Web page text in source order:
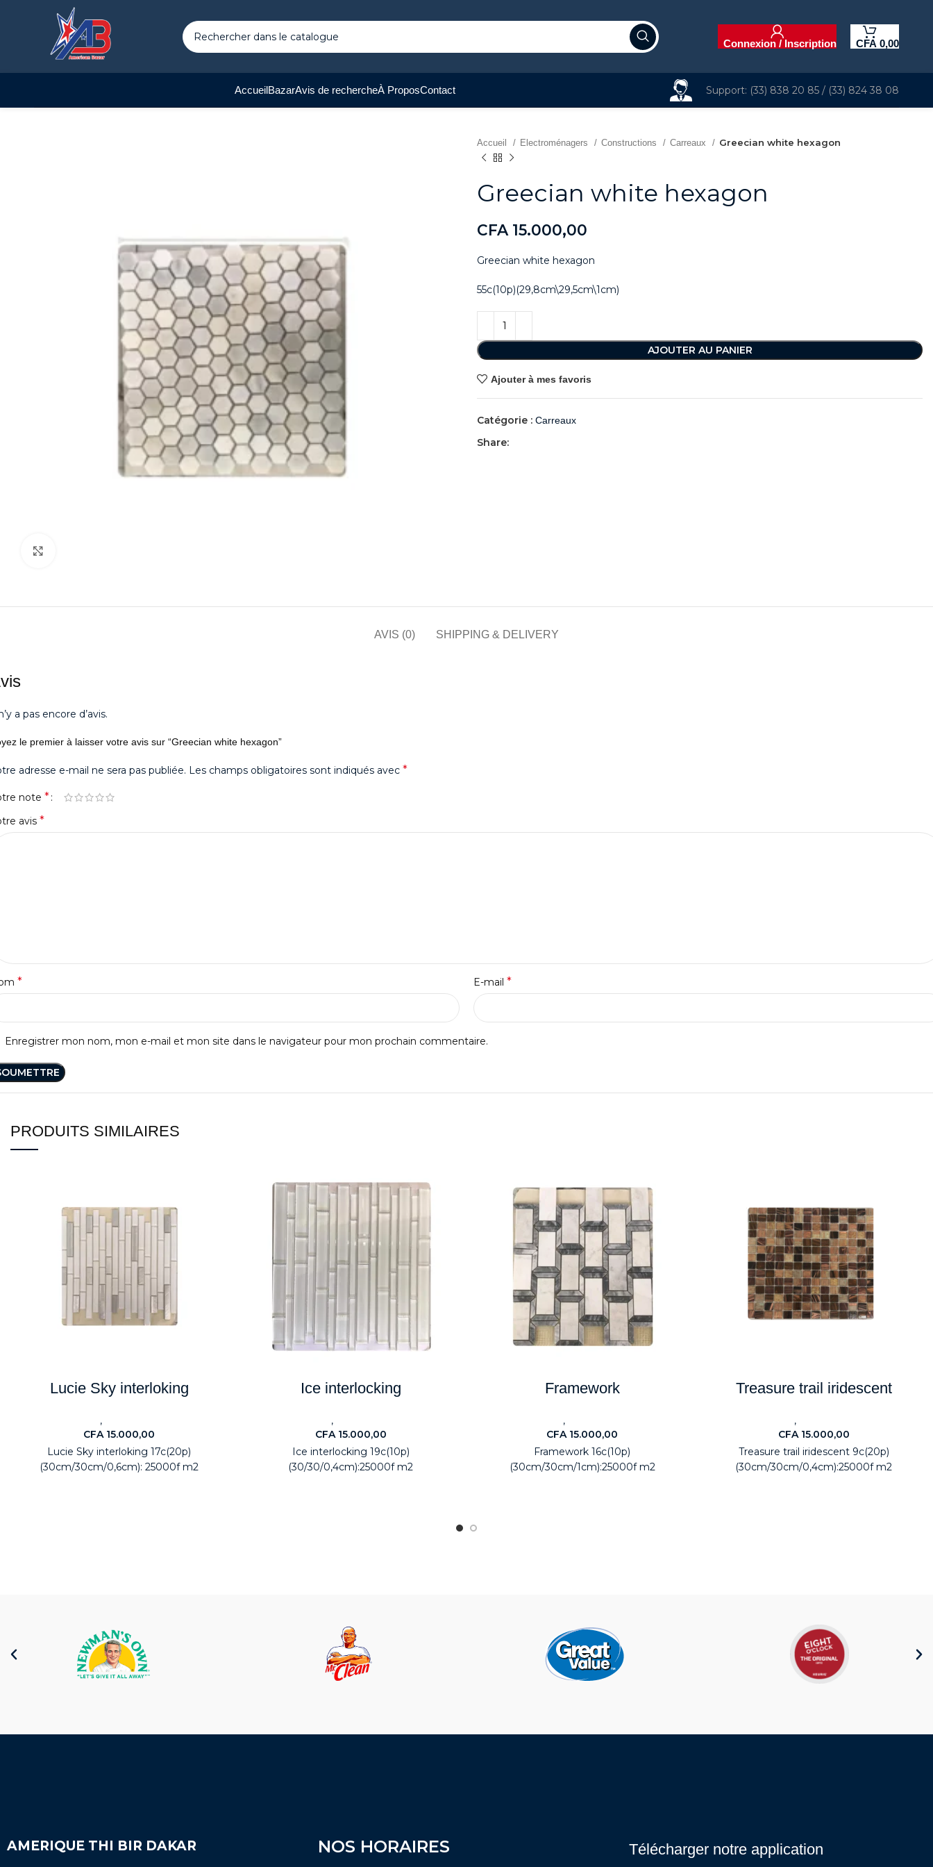
Connexion / Inscription CFA 0,00
AccueilBazarAvis de rechercheÀ ProposContact Support: (33) 838 20 85 / (33) 824 38 08
Accueil Electroménagers Constructions Carreaux Greecian white hexagon
Greecian white hexagon
CFA 15.000,00
Greecian white hexagon
55c(10p)(29,8cm\29,5cm\1cm)
AJOUTER AU PANIER
Ajouter à mes favoris
Catégorie : Carreaux
Share:
AVIS (0) SHIPPING & DELIVERY
a pas encore d’avis.
le premier à laisser votre avis sur “Greecian white hexagon”
adresse e-mail ne sera pas publiée. Les champs obligatoires sont indiqués avec *
note *
avis *
* E-mail *
Enregistrer mon nom, mon e-mail et mon site dans le navigateur pour mon prochain commentaire.
PRODUITS SIMILAIRES
Lucie Sky interloking
,
CFA15.000,00
Lucie Sky interloking 17c(20p)
(30cm/30cm/0,6cm): 25000f m2
Ice interlocking
,
CFA15.000,00
Ice interlocking 19c(10p)
(30/30/0,4cm):25000f m2
Framework
,
CFA15.000,00
Framework 16c(10p)
(30cm/30cm/1cm):25000f m2
Treasure trail iridescent
,
CFA15.000,00
Treasure trail iridescent 9c(20p)
(30cm/30cm/0,4cm):25000f m2
AMERIQUE THI BIR DAKAR NOS HORAIRES Télécharger notre application